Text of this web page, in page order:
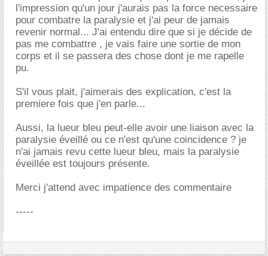
l'impression qu'un jour j'aurais pas la force necessaire
pour combatre la paralysie et j'ai peur de jamais
revenir normal... J'ai entendu dire que si je décide de
pas me combattre , je vais faire une sortie de mon
corps et il se passera des chose dont je me rapelle
pu.
S'il vous plait, j'aimerais des explication, c'est la
premiere fois que j'en parle...
Aussi, la lueur bleu peut-elle avoir une liaison avec la
paralysie éveillé ou ce n'est qu'une coincidence ? je
n'ai jamais revu cette lueur bleu, mais la paralysie
éveillée est toujours présente.
Merci j'attend avec impatience des commentaire
-----